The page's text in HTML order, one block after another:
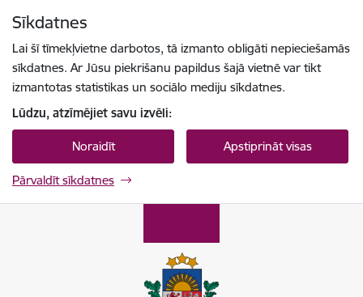
Sīkdatnes
Lai šī tīmekļvietne darbotos, tā izmanto obligāti nepieciešamās
sīkdatnes. Ar Jūsu piekrišanu papildus šajā vietnē var tikt
izmantotas statistikas un sociālo mediju sīkdatnes.
Lūdzu, atzīmējiet savu izvēli:
Noraidīt Apstiprināt visas
Pārvaldīt sīkdatnes